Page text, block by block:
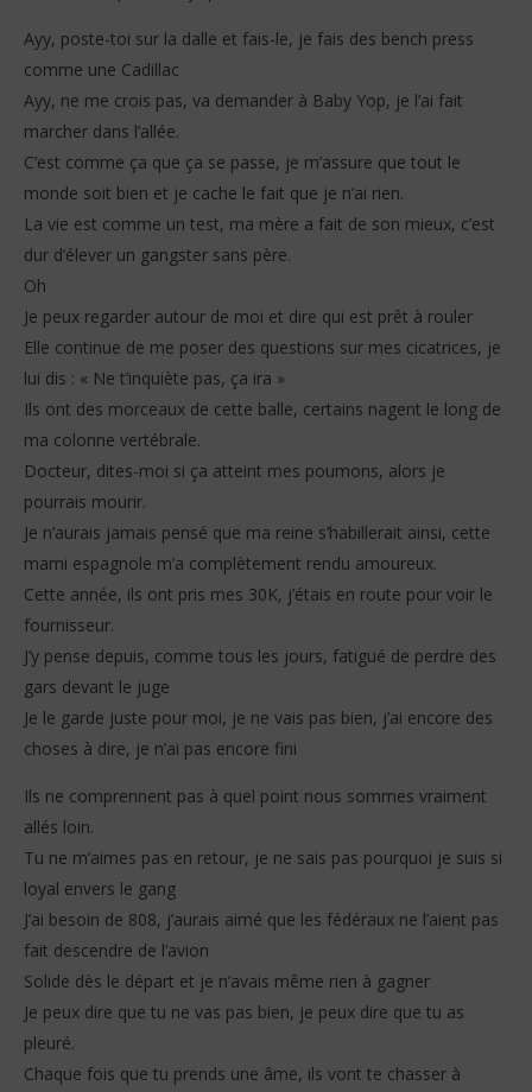
Ayy, poste-toi sur la dalle et fais-le, je fais des bench press
comme une Cadillac
Ayy, ne me crois pas, va demander à Baby Yop, je l’ai fait
marcher dans l’allée.
C’est comme ça que ça se passe, je m’assure que tout le
monde soit bien et je cache le fait que je n’ai rien.
La vie est comme un test, ma mère a fait de son mieux, c’est
dur d’élever un gangster sans père.
Oh
Je peux regarder autour de moi et dire qui est prêt à rouler
Elle continue de me poser des questions sur mes cicatrices, je
lui dis : « Ne t’inquiète pas, ça ira »
Ils ont des morceaux de cette balle, certains nagent le long de
ma colonne vertébrale.
Docteur, dites-moi si ça atteint mes poumons, alors je
pourrais mourir.
Je n’aurais jamais pensé que ma reine s’habillerait ainsi, cette
mami espagnole m’a complètement rendu amoureux.
Cette année, ils ont pris mes 30K, j’étais en route pour voir le
fournisseur.
J’y pense depuis, comme tous les jours, fatigué de perdre des
gars devant le juge
Je le garde juste pour moi, je ne vais pas bien, j’ai encore des
choses à dire, je n’ai pas encore fini
Ils ne comprennent pas à quel point nous sommes vraiment
allés loin.
Tu ne m’aimes pas en retour, je ne sais pas pourquoi je suis si
loyal envers le gang
J’ai besoin de 808, j’aurais aimé que les fédéraux ne l’aient pas
fait descendre de l’avion
Solide dès le départ et je n’avais même rien à gagner
Je peux dire que tu ne vas pas bien, je peux dire que tu as
pleuré.
Chaque fois que tu prends une âme, ils vont te chasser à